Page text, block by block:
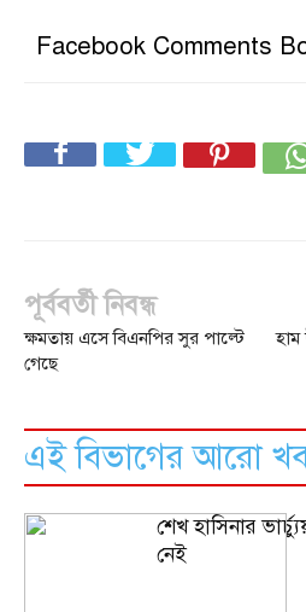
Facebook Comments
পূর্ববর্তী নিবন্ধ
ক্ষমতায় এসে বিএনপির সুর পাল্টে
গেছে
এই বিভাগের আরো
শেখ হাসিনার
নেই